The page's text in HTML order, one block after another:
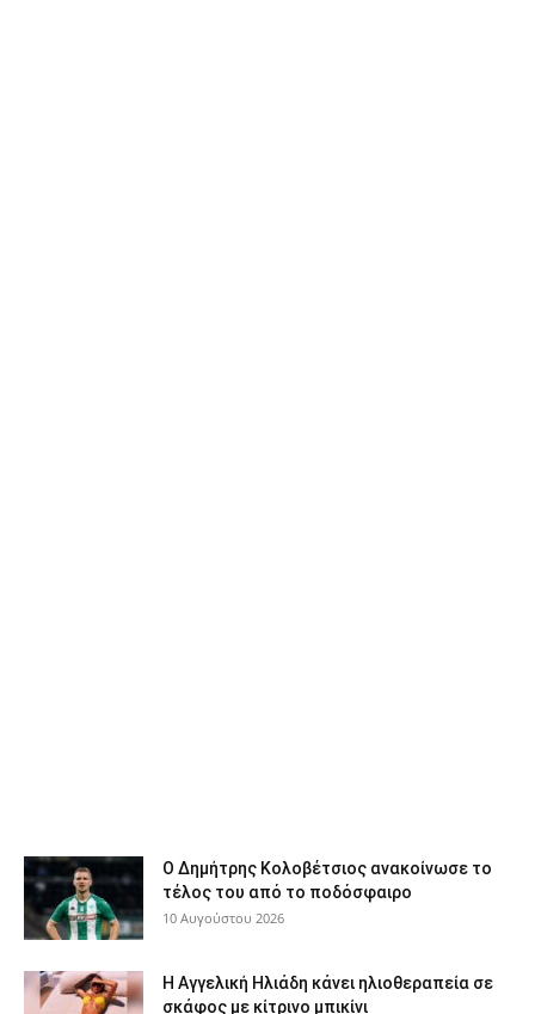
Ο Δημήτρης Κολοβέτσιος ανακοίνωσε το
τέλος του από το ποδόσφαιρο
10 Αυγούστου 2026
H Αγγελική Ηλιάδη κάνει ηλιοθεραπεία σε
σκάφος με κίτρινο μπικίνι